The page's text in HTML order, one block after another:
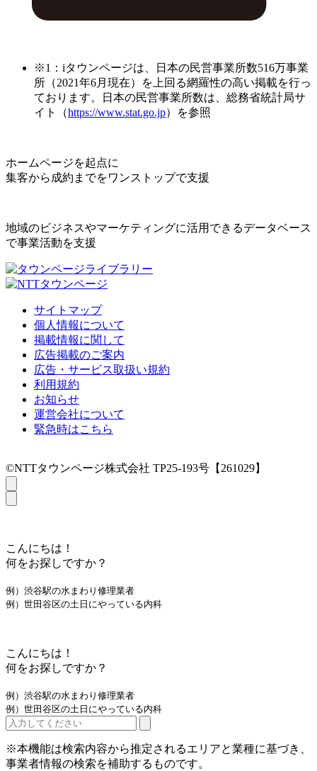
※1：iタウンページは、日本の民営事業所数516万事業
所（2021年6月現在）を上回る網羅性の高い掲載を行っ
ております。日本の民営事業所数は、総務省統計局サ
イト（https://www.stat.go.jp）を参照
ホームページを起点に
集客から成約までをワンストップで支援
地域のビジネスやマーケティングに活用できるデータベース
で事業活動を支援
サイトマップ
個人情報について
掲載情報に関して
広告掲載のご案内
広告・サービス取扱い規約
利用規約
お知らせ
運営会社について
緊急時はこちら
©NTTタウンページ株式会社 TP25-193号【261029】
こんにちは！
何をお探しですか？
例）渋谷駅の水まわり修理業者
例）世田谷区の土日にやっている内科
こんにちは！
何をお探しですか？
例）渋谷駅の水まわり修理業者
例）世田谷区の土日にやっている内科
※本機能は検索内容から推定されるエリアと業種に基づき、
事業者情報の検索を補助するものです。